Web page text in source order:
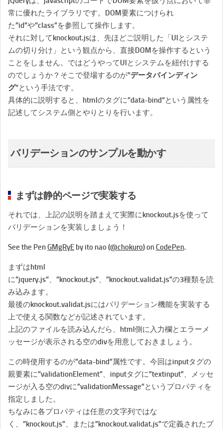
常に優れたライブラリです。DOM要素につけられ
た”id”や”class”を参照して操作します。
それに対してknockout.jsは、先ほどご説明した「UIとシステ
ムの切り分け」という観点から、直接DOMを操作するという
ことをしません。ではどうやってUIとシステムを紐付けする
のでしょうか？そこで登場するのが”データバインディン
グ“という手法です。
具体的に説明すると、htmlのタグに”data-bind“という属性を
記述してシステム側とやりとりを行います。
バリデーションのサンプルを動かす
まずは静的ページで実装する
それでは、上記の説明を踏まえて実際にknockout.jsを使って
バリデーションを実装しましょう！
See the PenGMgRyE by ito nao (@chokuro) onCodePen.
まずはhtml
に”jquery.js”、”knockout.js”、”knockout.validat.js”の3種類を読
み込みます。
最後のknockout.validat.jsにはバリデーション機能を実装する
上で使える関数などが記述されています。
上記のファイルを読み込んだら、html側に入力欄とエラーメ
ッセージが表示される空のdivを用意しておきましょう。
この時使用するのが”data-bind”属性です。今回はinputタグの
親要素に”validationElement”、inputタグに”textinput”、メッセ
ージが入る空のdivに”validationMessage”というプロパティを
指定しました。
ちなみに各プロパティは任意の文字列ではな
く、”knockout.js”、または”knockout.validat.js”で定義されたプ